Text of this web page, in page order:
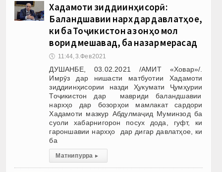
Хадамоти зиддиинҳисорӣ:
Баландшавии нарх дар давлатҳое,
ки ба Тоҷикистон аз онҳо мол
ворид мешавад, ба назар мерасад
🕔 11:44, 3.Фев 2021
ДУШАНБЕ, 03.02.2021 /АМИТ «Ховар»/.
Имрӯз дар нишасти матбуотии Хадамоти
зиддиинҳисории назди Ҳукумати Ҷумҳурии
Тоҷикистон дар мавриди баландшавии
нархҳо дар бозорҳои мамлакат сардори
Хадамоти мазкур Абдулмаҷид Муминзод ба
суоли хабарнигорон посух дода, гуфт, ки
гароншавии нархҳо дар дигар давлатҳое, ки
ба
Матни пурра ▸